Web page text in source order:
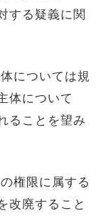
する疑義に関
については規
体について
ることを望み
権限に属する
改廃すること